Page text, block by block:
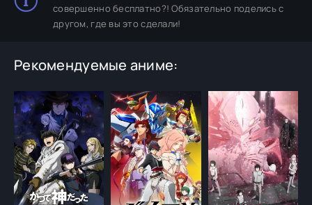
совершенно бесплатно?! Обязательно поделись с
другом, где вы это сделали!
Рекомендуемые аниме: